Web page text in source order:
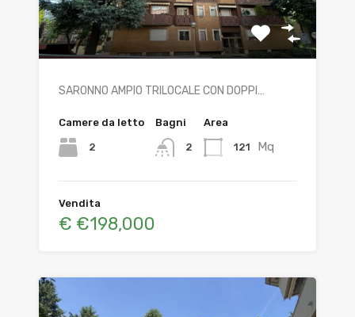
SARONNO AMPIO TRILOCALE CON DOPPI…
Camere da letto
2
Bagni
2
Area
121 Mq
Vendita
€ €198,000